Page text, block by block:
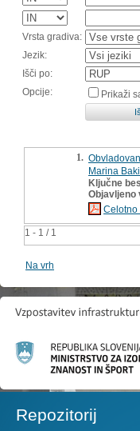
Vrsta gradiva:
Jezik:
Išči po:
Opcije:
Prikaži
1 - 1 / 1
1.
Marina
Ključne
Objavljeno
Celotno
Na vrh
Repozitorij